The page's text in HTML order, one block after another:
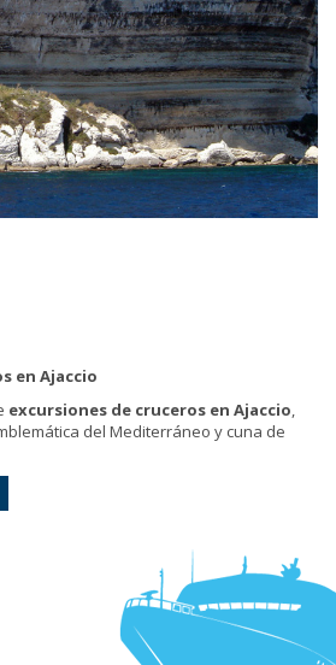
en Ajaccio
excursiones de cruceros en Ajaccio,
del Mediterráneo y cuna de